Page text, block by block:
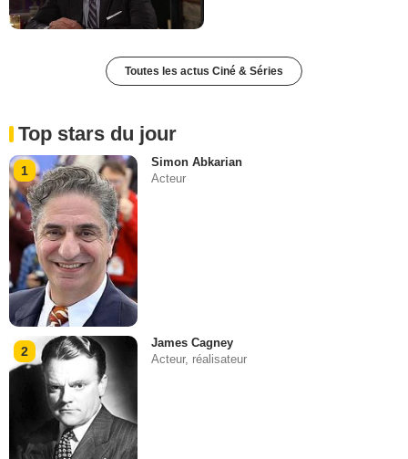
Toutes les actus Ciné & Séries
Top stars du jour
1
Simon Abkarian
Acteur
2
James Cagney
Acteur, réalisateur